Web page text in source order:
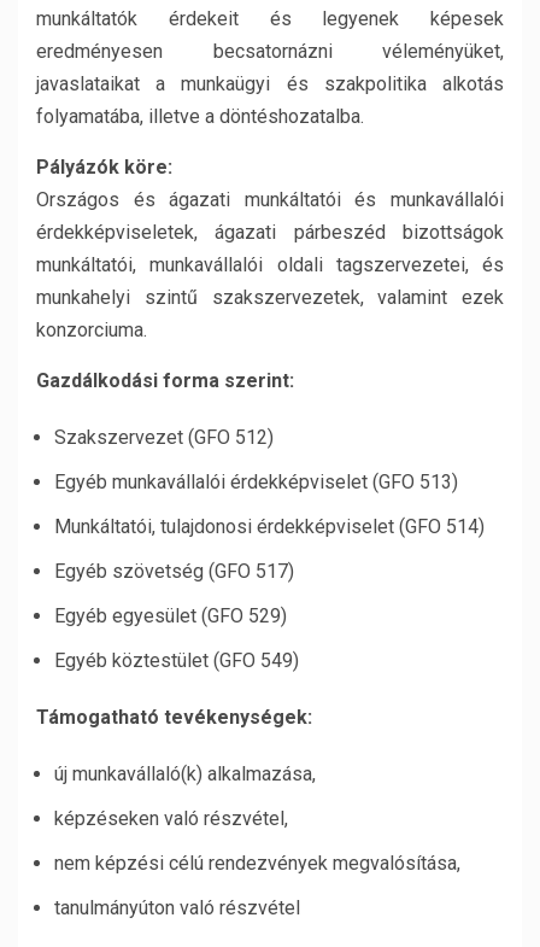
munkáltatók érdekeit és legyenek képesek
eredményesen becsatornázni véleményüket,
javaslataikat a munkaügyi és szakpolitika alkotás
folyamatába, illetve a döntéshozatalba.
Pályázók köre:
Országos és ágazati munkáltatói és munkavállalói
érdekképviseletek, ágazati párbeszéd bizottságok
munkáltatói, munkavállalói oldali tagszervezetei, és
munkahelyi szintű szakszervezetek, valamint ezek
konzorciuma.
Gazdálkodási forma szerint:
Szakszervezet (GFO 512)
Egyéb munkavállalói érdekképviselet (GFO 513)
Munkáltatói, tulajdonosi érdekképviselet (GFO 514)
Egyéb szövetség (GFO 517)
Egyéb egyesület (GFO 529)
Egyéb köztestület (GFO 549)
Támogatható tevékenységek:
új munkavállaló(k) alkalmazása,
képzéseken való részvétel,
nem képzési célú rendezvények megvalósítása,
tanulmányúton való részvétel